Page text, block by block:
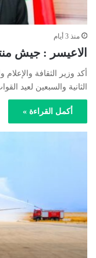
منذ 3 أيام
الاعيسر : جيش
أكد وزير الثقافة
الثانية والسبعين لعيد
أكمل القراءة »